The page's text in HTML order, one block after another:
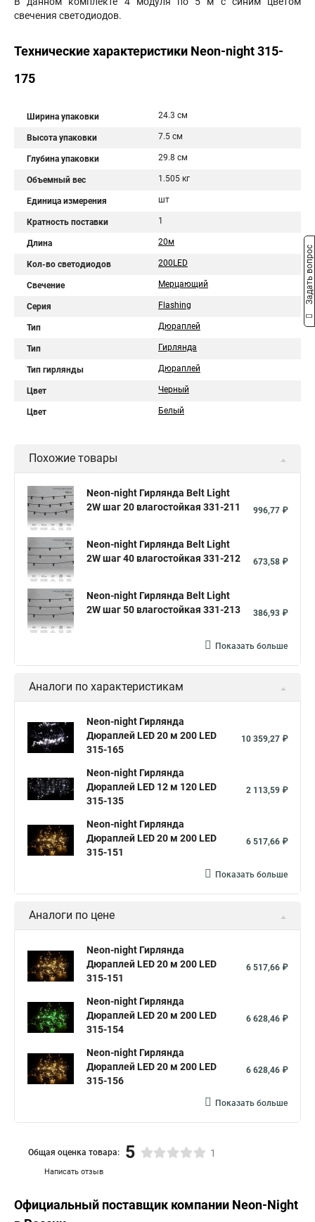
свечения светодиодов.
Технические характеристики Neon-night 315-
175
Ширина упаковки 24.3 см
Высота упаковки 7.5 см
Глубина упаковки 29.8 см
Объемный вес 1.505 кг
Единица измерения шт
Кратность поставки 1
Длина 20м
Кол-во светодиодов 200LED
Свечение Мерцающий
Серия Flashing
Тип Дюраплей
Тип Гирлянда
Тип гирлянды Дюраплей
Цвет Черный
Цвет Белый
Похожие товары
Neon-night Гирлянда Belt Light
2W шаг 20 влагостойкая 331-211
996,77 ₽
Neon-night Гирлянда Belt Light
2W шаг 40 влагостойкая 331-212
673,58 ₽
Neon-night Гирлянда Belt Light
2W шаг 50 влагостойкая 331-213
386,93 ₽
Показать больше
Аналоги по характеристикам
Neon-night Гирлянда
Дюраплей LED 20 м 200 LED
315-165
10 359,27 ₽
Neon-night Гирлянда
Дюраплей LED 12 м 120 LED
315-135
2 113,59 ₽
Neon-night Гирлянда
Дюраплей LED 20 м 200 LED
315-151
6 517,66 ₽
Показать больше
Аналоги по цене
Neon-night Гирлянда
Дюраплей LED 20 м 200 LED
315-151
6 517,66 ₽
Neon-night Гирлянда
Дюраплей LED 20 м 200 LED
315-154
6 628,46 ₽
Neon-night Гирлянда
Дюраплей LED 20 м 200 LED
315-156
6 628,46 ₽
Показать больше
Написать отзыв
Общая оценка товара: 5 1
Официальный поставщик компании Neon-Night
Задать вопрос